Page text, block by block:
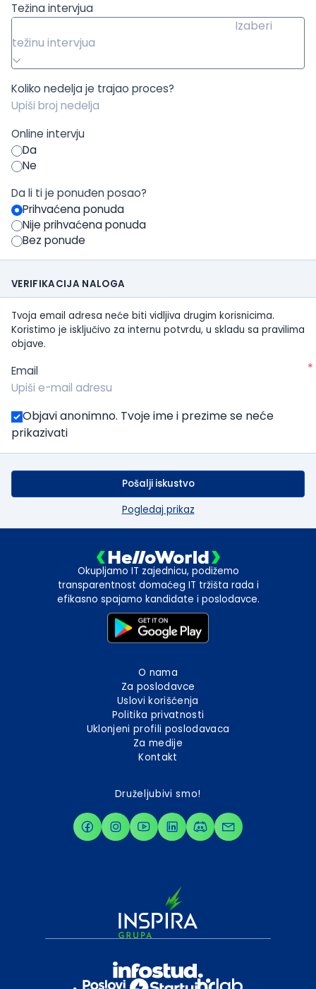
Težina intervjua
Izaberi
težinu intervjua
Koliko nedelja je trajao proces?
Online intervju
Da
Ne
Da li ti je ponuđen posao?
Prihvaćena ponuda
Nije prihvaćena ponuda
Bez ponude
VERIFIKACIJA NALOGA
Tvoja email adresa neće biti vidljiva drugim korisnicima.
Koristimo je isključivo za internu potvrdu, u skladu sa pravilima
objave.
Email *
Objavi anonimno. Tvoje ime i prezime se neće
prikazivati
Pošalji iskustvo
Pogledaj prikaz
Okupljamo IT zajednicu, podižemo
transparentnost domaćeg IT tržišta rada i
efikasno spajamo kandidate i poslodavce.
O nama
Za poslodavce
Uslovi korišćenja
Politika privatnosti
Uklonjeni profili poslodavaca
Za medije
Kontakt
Druželjubivi smo!